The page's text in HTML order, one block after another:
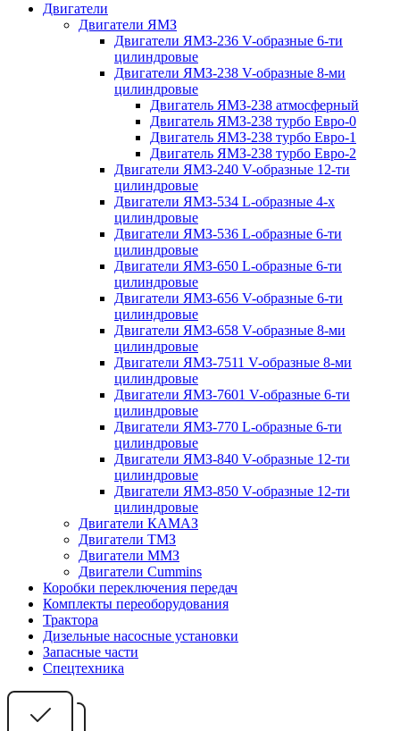
Двигатели
Двигатели ЯМЗ
Двигатели ЯМЗ-236 V-образные 6-ти
цилиндровые
Двигатели ЯМЗ-238 V-образные 8-ми
цилиндровые
Двигатель ЯМЗ-238 атмосферный
Двигатель ЯМЗ-238 турбо Евро-0
Двигатель ЯМЗ-238 турбо Евро-1
Двигатель ЯМЗ-238 турбо Евро-2
Двигатели ЯМЗ-240 V-образные 12-ти
цилиндровые
Двигатели ЯМЗ-534 L-образные 4-х
цилиндровые
Двигатели ЯМЗ-536 L-образные 6-ти
цилиндровые
Двигатели ЯМЗ-650 L-образные 6-ти
цилиндровые
Двигатели ЯМЗ-656 V-образные 6-ти
цилиндровые
Двигатели ЯМЗ-658 V-образные 8-ми
цилиндровые
Двигатели ЯМЗ-7511 V-образные 8-ми
цилиндровые
Двигатели ЯМЗ-7601 V-образные 6-ти
цилиндровые
Двигатели ЯМЗ-770 L-образные 6-ти
цилиндровые
Двигатели ЯМЗ-840 V-образные 12-ти
цилиндровые
Двигатели ЯМЗ-850 V-образные 12-ти
цилиндровые
Двигатели КАМАЗ
Двигатели ТМЗ
Двигатели ММЗ
Двигатели Cummins
Коробки переключения передач
Комплекты переоборудования
Трактора
Дизельные насосные установки
Запасные части
Спецтехника